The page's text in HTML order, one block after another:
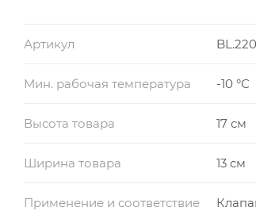
трубопроводной арматуре для
Артикул
Мин. рабочая температура -10 °С
Высота товара 17 см
Ширина товара 13 см
Применение и соответствие